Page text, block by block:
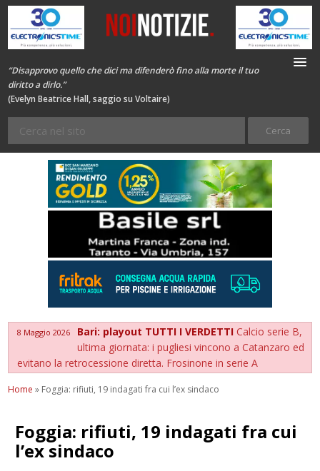
“Disapprovo quello che dici ma difenderò fino alla morte il tuo
diritto a dirlo.”
(Evelyn Beatrice Hall, saggio su Voltaire)
8 Maggio 2026 Bari: playout TUTTI I VERDETTICalcio serie B,
ultima giornata: i pugliesi vincono a Catanzaro ed
evitano la retrocessione diretta. Frosinone in serie A
Home » Foggia: rifiuti, 19 indagati fra cui l’ex sindaco
Foggia: rifiuti, 19 indagati fra cui
l’ex sindaco